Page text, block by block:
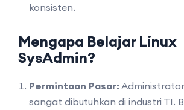
konsisten.
Mengapa Belajar Linux
SysAdmin?
Permintaan Pasar:
sangat dibutuhkan di industri TI.